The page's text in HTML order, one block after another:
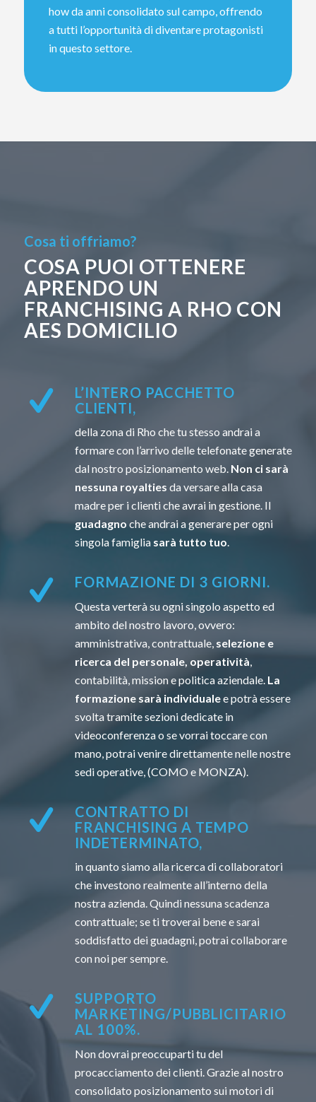
how da anni consolidato sul campo, offrendo
a tutti l’opportunità di diventare protagonisti
in questo settore.
Cosa ti offriamo?
COSA PUOI OTTENERE
APRENDO UN
FRANCHISING A RHO CON
AES DOMICILIO
L’INTERO PACCHETTO
CLIENTI,
della zona di Rho che tu stesso andrai a
formare con l’arrivo delle telefonate generate
dal nostro posizionamento web. Non ci sarà
nessuna royalties da versare alla casa
madre per i clienti che avrai in gestione. Il
guadagno che andrai a generare per ogni
singola famiglia sarà tutto tuo.
FORMAZIONE DI 3 GIORNI.
Questa verterà su ogni singolo aspetto ed
ambito del nostro lavoro, ovvero:
amministrativa, contrattuale, selezione e
ricerca del personale, operatività
contabilità, mission e politica aziendale. La
formazione sarà individualee potrà essere
svolta tramite sezioni dedicate in
videoconferenza o se vorrai toccare con
mano, potrai venire direttamente nelle nostre
sedi operative, (COMO e MONZA).
CONTRATTO DI
FRANCHISING A TEMPO
INDETERMINATO,
in quanto siamo alla ricerca di collaboratori
che investono realmente all’interno della
nostra azienda. Quindi nessuna scadenza
contrattuale; se ti troverai bene e sarai
soddisfatto dei guadagni, potrai collaborare
con noi per sempre.
SUPPORTO
MARKETING/PUBBLICITARIO
AL 100%.
Non dovrai preoccuparti tu del
procacciamento dei clienti. Grazie al nostro
consolidato posizionamento sui motori di